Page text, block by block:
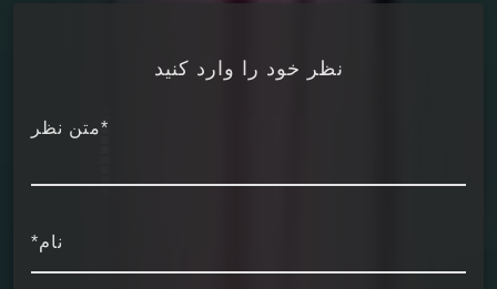
نظر خود را وارد کنید
*متن نظر
نام*